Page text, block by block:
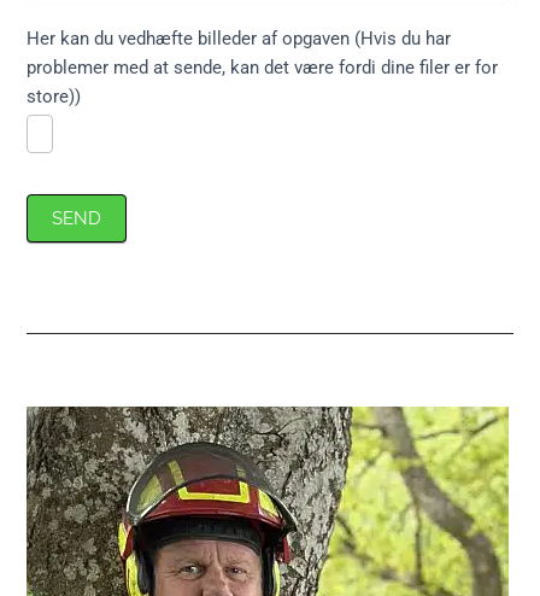
Her kan du vedhæfte billeder af opgaven (Hvis du har
problemer med at sende, kan det være fordi dine filer er for
store))
SEND
Primær
Sidebar